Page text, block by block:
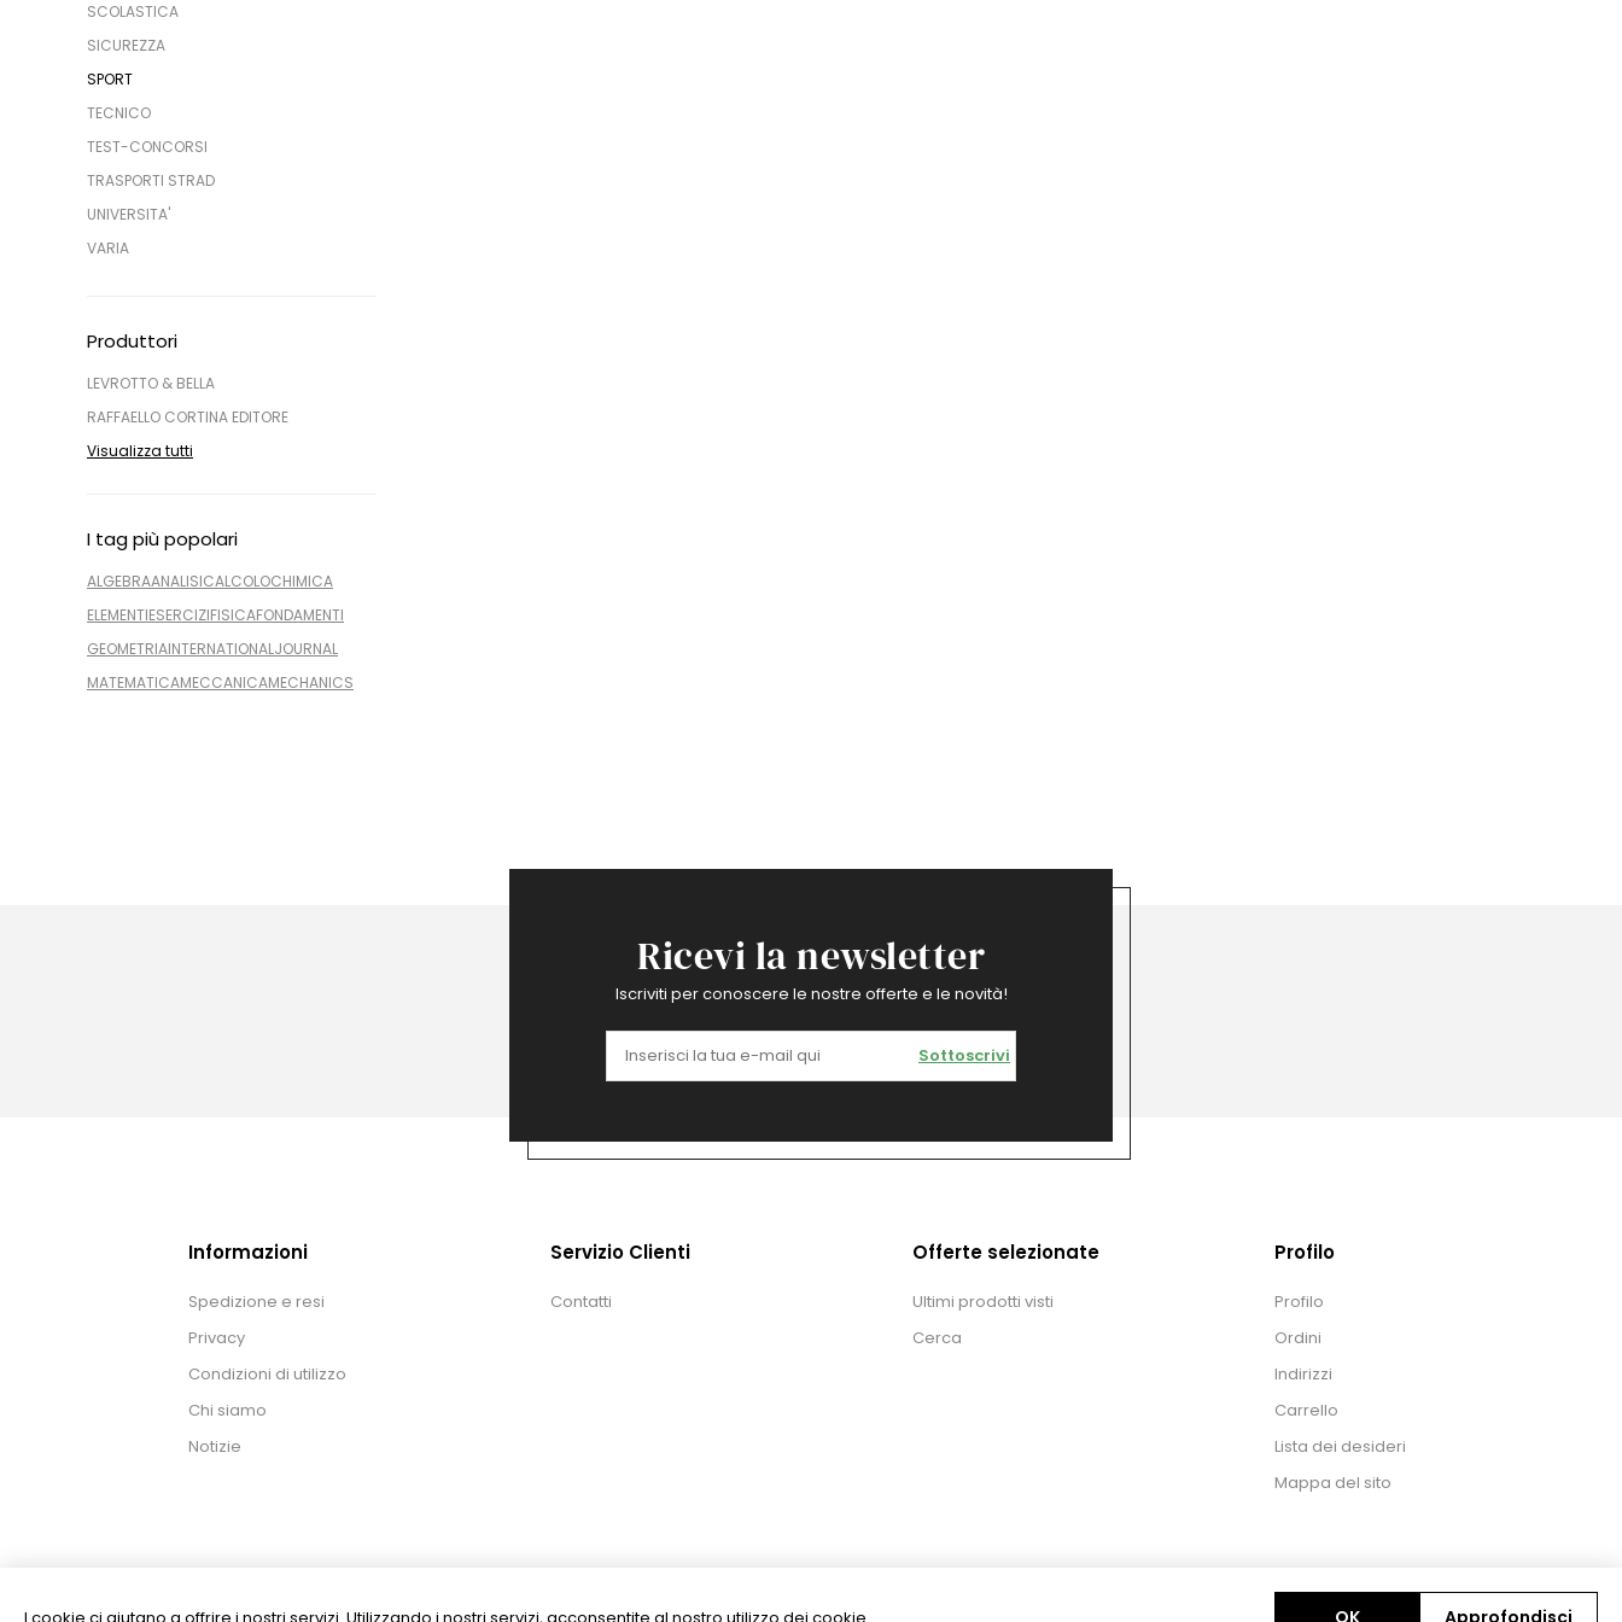
SCOLASTICA
SICUREZZA
SPORT
TECNICO
TEST-CONCORSI
TRASPORTI STRAD
UNIVERSITA'
VARIA
Produttori
LEVROTTO & BELLA
RAFFAELLO CORTINA EDITORE
Visualizza tutti
I tag più popolari
ALGEBRAANALISICALCOLOCHIMICA
ELEMENTIESERCIZIFISICAFONDAMENTI
GEOMETRIAINTERNATIONALJOURNAL
MATEMATICAMECCANICAMECHANICS
Ricevi la newsletter
Iscriviti per conoscere le nostre offerte e le novità!
Sottoscrivi
Informazioni
Spedizione e resi
Privacy
Condizioni di utilizzo
Chi siamo
Notizie
Servizio Clienti
Contatti
Offerte selezionate
Ultimi prodotti visti
Cerca
Profilo
Profilo
Ordini
Indirizzi
Carrello
Lista dei desideri
Mappa del sito
I cookie ci aiutano a offrire i nostri servizi. Utilizzando i nostri servizi, acconsentite al nostro utilizzo dei cookie. OK Approfondisci